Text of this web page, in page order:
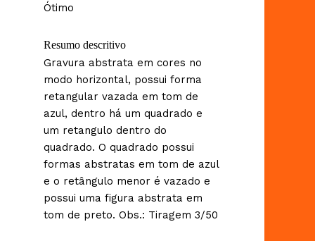
Ótimo
Resumo descritivo
Gravura abstrata em cores no
modo horizontal, possui forma
retangular vazada em tom de
azul, dentro há um quadrado e
um retangulo dentro do
quadrado. O quadrado possui
formas abstratas em tom de azul
e o retângulo menor é vazado e
possui uma figura abstrata em
tom de preto. Obs.: Tiragem 3/50